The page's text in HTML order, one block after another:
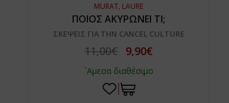
MURAT, LAURE
ΠΟΙΟΣ ΑΚΥΡΩΝΕΙ ΤΙ;
ΣΚΕΨΕΙΣ ΓΙΑ ΤΗΝ CANCEL CULTURE
11,00€ 9,90€
`Αμεσα διαθέσιμο